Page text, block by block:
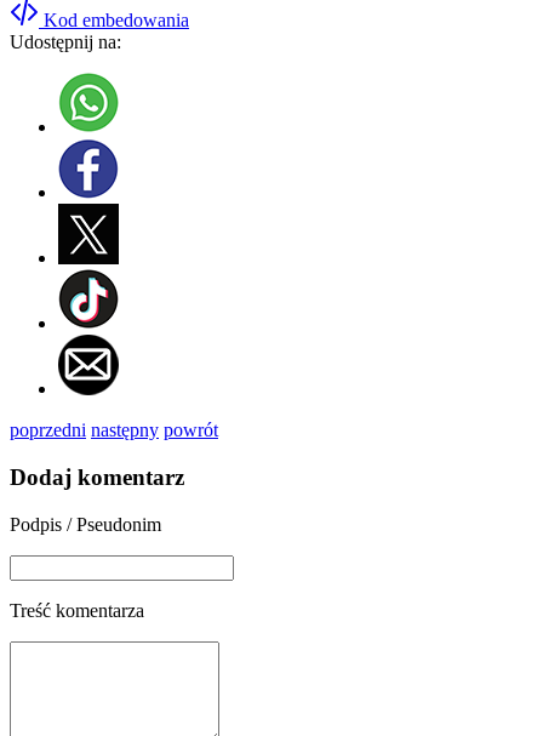
Kod embedowania
Udostępnij na:
poprzedni następny powrót
Dodaj komentarz
Podpis / Pseudonim
Treść komentarza